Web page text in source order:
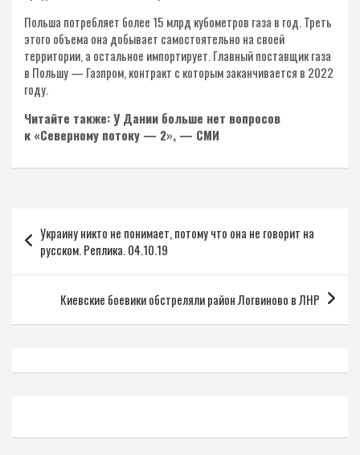
Польша потребляет более 15 млрд кубометров газа в год. Треть
этого объема она добывает самостоятельно на своей
территории, а остальное импортирует. Главный поставщик газа
в Польшу — Газпром, контракт с которым заканчивается в 2022
году.
Читайте также: У Дании больше нет вопросов
к «Северному потоку — 2», — СМИ
по
записям
Украину никто не понимает, потому что она не говорит на
русском. Реплика. 04.10.19
Киевские боевики обстреляли район Логвиново в ЛНР